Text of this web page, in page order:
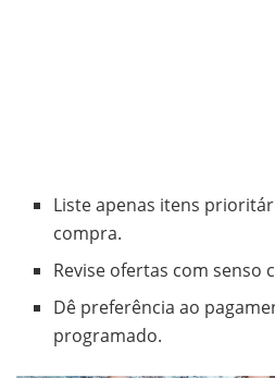
Liste apenas itens
compra.
Revise ofertas com senso
Dê preferência ao
programado.